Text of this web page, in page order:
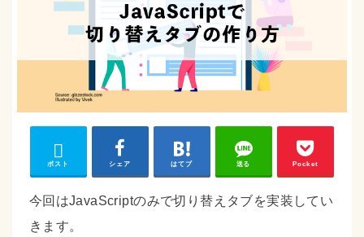
ポスト シェア はてブ 送る Pocket
今回はJavaScriptのみで切り替えタブを実装してい
きます。